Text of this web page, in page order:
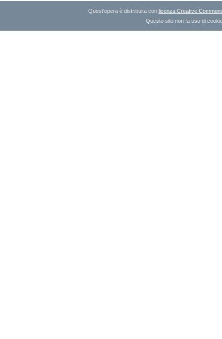
Quest'opera è distribuita con licenza Creative
Questo sito non fa uso di